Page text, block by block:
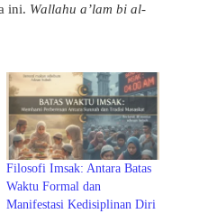
ini. Wallahu a’lam bi al-
Filosofi Imsak: Antara Batas
Waktu Formal dan
Manifestasi Kedisiplinan Diri